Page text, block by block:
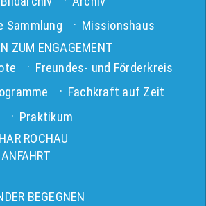
Sammlung
Missionshaus
ZUM ENGAGEMENT
Freundes- und Förderkreis
Fachkraft auf Zeit
Praktikum
ROCHAU
BEGEGNEN